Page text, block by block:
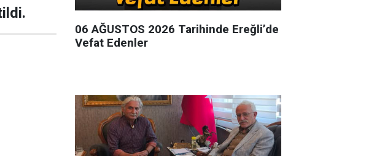
06 AĞUSTOS 2026 Tarihinde Ereğli’de
Vefat Edenler